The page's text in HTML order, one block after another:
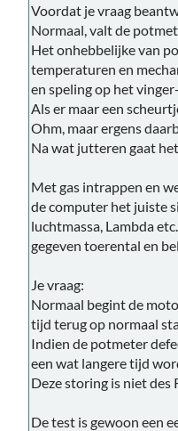
Voordat je vraag
Normaal, valt de
Het onhebbelijke van
temperaturen en
en speling op het
Als er maar een
Ohm, maar ergens
Na wat jutteren gaat
Met gas intrappen en
de computer het juiste
luchtmassa, Lambda
gegeven toerental en
Je vraag:
Normaal begint de
tijd terug op normaal
Indien de potmeter
een wat langere tijd
Deze storing is niet des
De test is gewoon een